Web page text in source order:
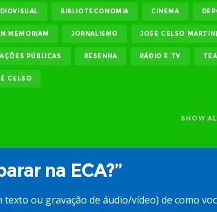
BIBLIOTECONOMIA CINEMA
IN MEMORIAM JORNALISMO JOSÉ CELSO
PÚBLICAS RESENHA RÁDIO E TV
CELSO
SHOW
na ECA?”
texto ou gravação de áudio/vídeo) de como